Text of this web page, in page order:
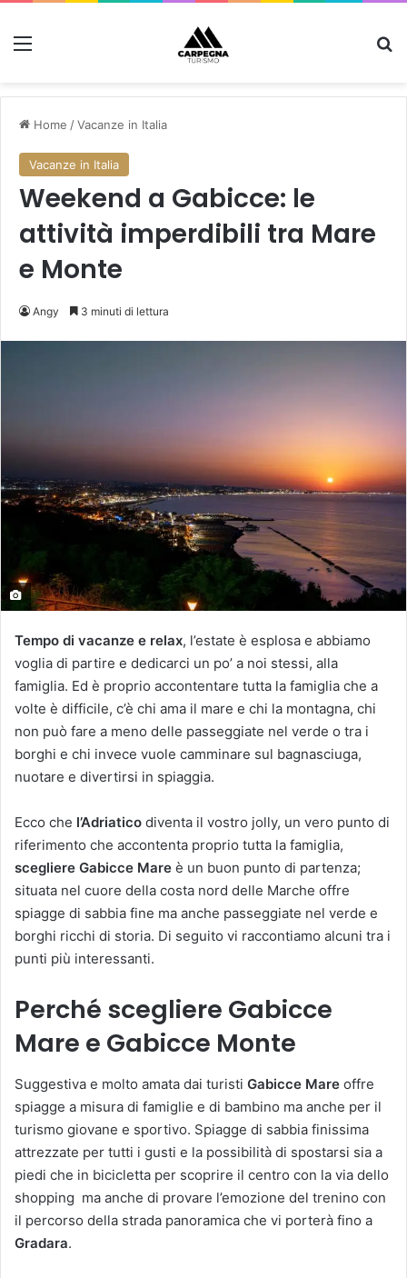
Menu
Home /Vacanze in Italia
Vacanze in Italia
Weekend a Gabicce: le
attività imperdibili tra Mare
e Monte
Angy 3 minuti di lettura
Tempo di vacanze e relax, l’estate è esplosa e abbiamo
voglia di partire e dedicarci un po’ a noi stessi, alla
famiglia. Ed è proprio accontentare tutta la famiglia che a
volte è difficile, c’è chi ama il mare e chi la montagna, chi
non può fare a meno delle passeggiate nel verde o tra i
borghi e chi invece vuole camminare sul bagnasciuga,
nuotare e divertirsi in spiaggia.
Ecco che l’Adriatico diventa il vostro jolly, un vero punto di
riferimento che accontenta proprio tutta la famiglia,
scegliere Gabicce Mare è un buon punto di partenza;
situata nel cuore della costa nord delle Marche offre
spiagge di sabbia fine ma anche passeggiate nel verde e
borghi ricchi di storia. Di seguito vi raccontiamo alcuni tra i
punti più interessanti.
Perché scegliere Gabicce
Mare e Gabicce Monte
Suggestiva e molto amata dai turisti Gabicce Mare offre
spiagge a misura di famiglie e di bambino ma anche per il
turismo giovane e sportivo. Spiagge di sabbia finissima
attrezzate per tutti i gusti e la possibilità di spostarsi sia a
piedi che in bicicletta per scoprire il centro con la via dello
shopping ma anche di provare l’emozione del trenino con
il percorso della strada panoramica che vi porterà fino a
Gradara.